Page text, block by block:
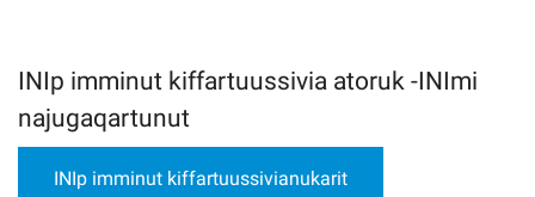
INIp imminut kiffartuussivia atoruk -INImi
najugaqartunut
INIp imminut kiffartuussivianukarit